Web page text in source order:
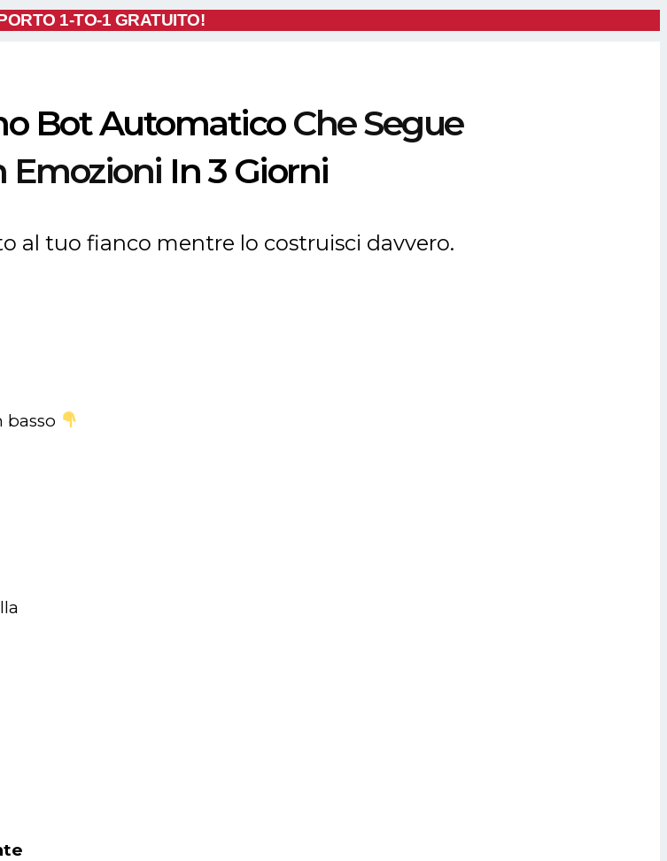
1-TO-1 GRATUITO!
Bot Automatico Che Segue
Emozioni In 3 Giorni
al tuo fianco mentre lo costruisci davvero.
basso